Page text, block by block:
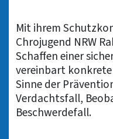
Mit ihrem
Chrojugend NRW
Schaffen einer
vereinbart
Sinne der
Verdachtsfall,
Beschwerdefall.